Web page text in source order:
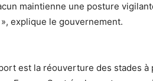
maintienne une posture
explique le gouvernement.
est la réouverture des stades à